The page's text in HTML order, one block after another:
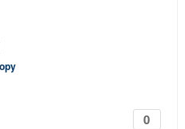
0